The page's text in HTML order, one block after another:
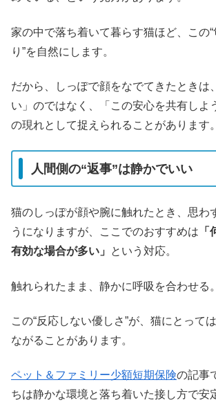
家の中で落ち着いて暮らす猫ほど、この
り”を自然にします。
だから、しっぽで顔をなでてきたときは
い」のではなく、「この安心を共有しよ
の現れとして捉えられることがあります。
人間側の“返事”は静かでいい
猫のしっぽが顔や腕に触れたとき、思わ
うになりますが、ここでのおすすめは
有効な場合が多い」
という対応。
触れられたまま、静かに呼吸を合わせる。
この“反応しない優しさ”が、猫にとって
ながることがあります。
ペット＆ファミリー少額短期保険の記事
ちは静かな環境と落ち着いた接し方で安